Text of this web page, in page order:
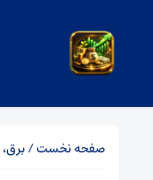
صفحه نخست/